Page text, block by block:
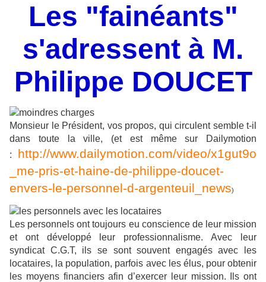
Les "fainéants"
s'adressent à M.
Philippe DOUCET
Monsieur le Président, vos propos, qui circulent semble t-il
dans toute la ville, (et est même sur Dailymotion
:
http://www.dailymotion.com/video/x1gut9o
_me-pris-et-haine-de-philippe-doucet-
envers-le-personnel-d-argenteuil_news)
Les personnels ont toujours eu conscience de leur mission
et ont développé leur professionnalisme. Avec leur
syndicat C.G.T, ils se sont souvent engagés avec les
locataires, la population, parfois avec les élus, pour obtenir
les moyens financiers afin d’exercer leur mission. Ils ont